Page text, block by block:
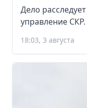
Дело
управление СКР.
18:03, 3 августа